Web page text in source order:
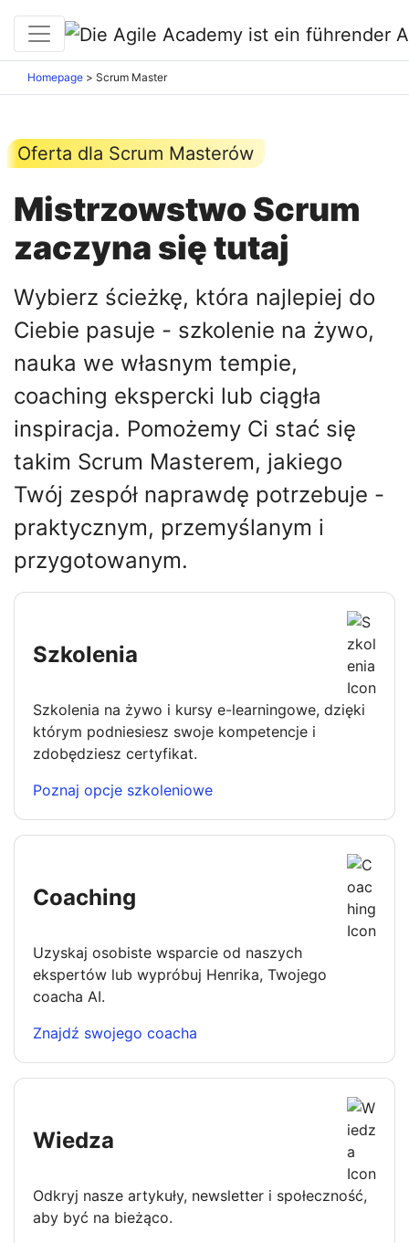
Homepage > Scrum Master
Oferta dla Scrum Masterów
Mistrzowstwo Scrum
zaczyna się tutaj
Wybierz ścieżkę, która najlepiej do
Ciebie pasuje - szkolenie na żywo,
nauka we własnym tempie,
coaching ekspercki lub ciągła
inspiracja. Pomożemy Ci stać się
takim Scrum Masterem, jakiego
Twój zespół naprawdę potrzebuje -
praktycznym, przemyślanym i
przygotowanym.
Szkolenia
Szkolenia na żywo i kursy e-learningowe, dzięki
którym podniesiesz swoje kompetencje i
zdobędziesz certyfikat.
Poznaj opcje szkoleniowe
Coaching
Uzyskaj osobiste wsparcie od naszych
ekspertów lub wypróbuj Henrika, Twojego
coacha AI.
Znajdź swojego coacha
Wiedza
Odkryj nasze artykuły, newsletter i społeczność,
aby być na bieżąco.